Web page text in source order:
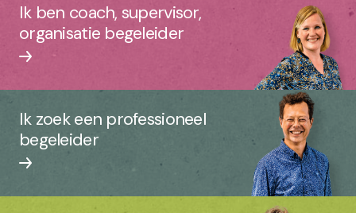
Ik ben coach, supervisor,
organisatie begeleider
Ik zoek een professioneel
begeleider